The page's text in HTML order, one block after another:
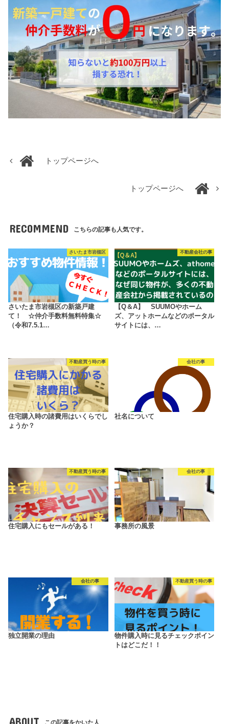
トップページへ
トップページへ
RECOMMEND こちらの記事も人気です。
さいたま市岩槻区
さいたま市岩槻区の新築戸建
て！ ☆仲介手数料無料特集☆
（令和7.5.1…
不動産会社の事
【Q＆A】 SUUMOやホーム
ズ、アットホームなどのポータル
サイトには、…
不動産買う時の事
住宅購入時の諸費用はいくらでし
ょうか？
会社の事
社名について
不動産買う時の事
住宅購入にもセールがある！
会社の事
事務所の風景
会社の事
独立開業の理由
不動産買う時の事
物件購入時に見るチェックポイン
トはどこだ！！
ABOUT